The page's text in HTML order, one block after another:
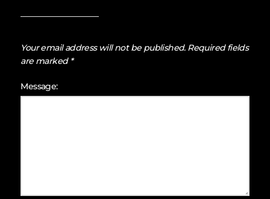
Your email address will not be published. Required fields
are marked *
Message: